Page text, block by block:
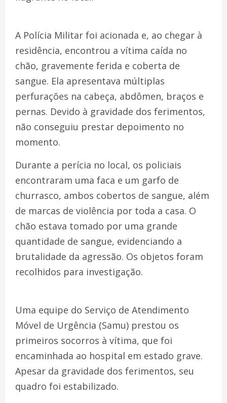
A Polícia Militar foi acionada e, ao chegar à
residência, encontrou a vítima caída no
chão, gravemente ferida e coberta de
sangue. Ela apresentava múltiplas
perfurações na cabeça, abdômen, braços e
pernas. Devido à gravidade dos ferimentos,
não conseguiu prestar depoimento no
momento.
Durante a perícia no local, os policiais
encontraram uma faca e um garfo de
churrasco, ambos cobertos de sangue, além
de marcas de violência por toda a casa. O
chão estava tomado por uma grande
quantidade de sangue, evidenciando a
brutalidade da agressão. Os objetos foram
recolhidos para investigação.
Uma equipe do Serviço de Atendimento
Móvel de Urgência (Samu) prestou os
primeiros socorros à vítima, que foi
encaminhada ao hospital em estado grave.
Apesar da gravidade dos ferimentos, seu
quadro foi estabilizado.